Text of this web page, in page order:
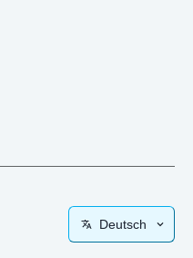
Deutsch